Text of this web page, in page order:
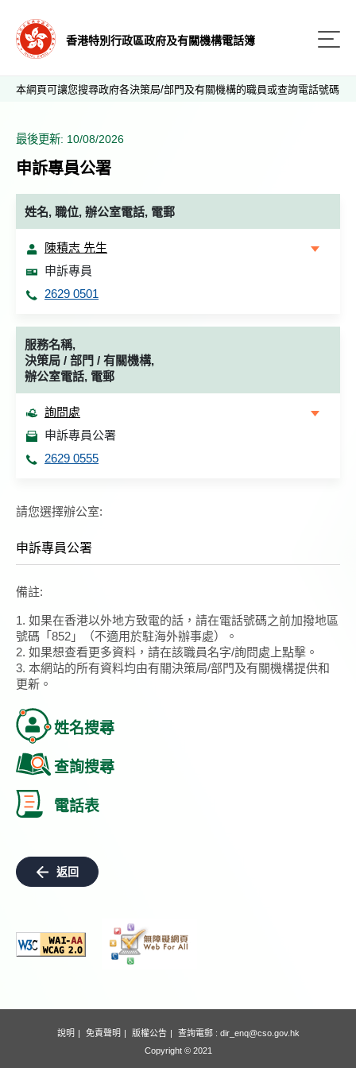
香港特別行政區政府及有關機構電話簿
本網頁可讓您搜尋政府各決策局/部門及有關機構的職員或查詢電話號碼
最後更新: 10/08/2026
申訴專員公署
姓名, 職位, 辦公室電話, 電郵
陳積志 先生
申訴專員
2629 0501
服務名稱,
決策局 / 部門 / 有關機構,
辦公室電話, 電郵
詢問處
申訴專員公署
2629 0555
請您選擇辦公室:
申訴專員公署
備註:
1. 如果在香港以外地方致電的話，請在電話號碼之前加撥地區
號碼「852」（不適用於駐海外辦事處）。
2. 如果想查看更多資料，請在該職員名字/詢問處上點擊。
3. 本網站的所有資料均由有關決策局/部門及有關機構提供和
更新。
姓名搜尋
查詢搜尋
電話表
返回
說明 免責聲明 版權公告 查詢電郵 : dir_enq@cso.gov.hk
Copyright © 2021